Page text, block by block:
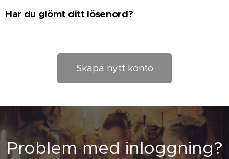
Har du glömt ditt lösenord?
Skapa nytt konto
Problem med inloggning?